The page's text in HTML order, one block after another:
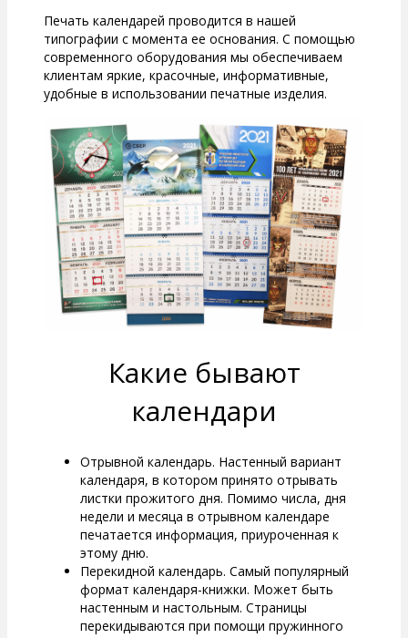
Печать календарей проводится в нашей
типографии с момента ее основания. С помощью
современного оборудования мы обеспечиваем
клиентам яркие, красочные, информативные,
удобные в использовании печатные изделия.
Какие бывают
календари
Отрывной календарь. Настенный вариант
календаря, в котором принято отрывать
листки прожитого дня. Помимо числа, дня
недели и месяца в отрывном календаре
печатается информация, приуроченная к
этому дню.
Перекидной календарь. Самый популярный
формат календаря-книжки. Может быть
настенным и настольным. Страницы
перекидываются при помощи пружинного